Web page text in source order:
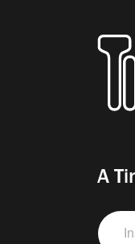
A
Insira
o